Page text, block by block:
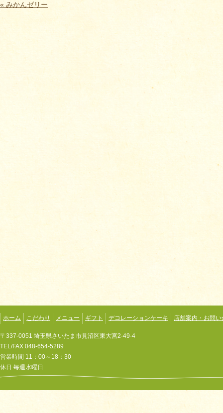
« みかんゼリー
ホーム こだわり メニュー ギフト デコレーションケーキ 店舗案内・お問い
〒337-0051 埼玉県さいたま市見沼区東大宮2-49-4
TEL/FAX 048-654-5289
営業時間 11：00～18：30
休日 毎週水曜日